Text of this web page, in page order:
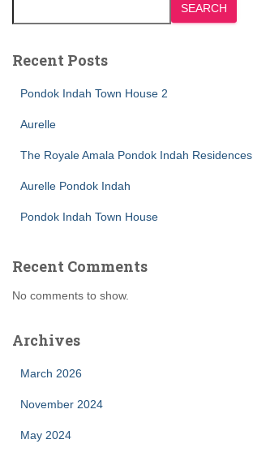
SEARCH
Recent Posts
Pondok Indah Town House 2
Aurelle
The Royale Amala Pondok Indah Residences
Aurelle Pondok Indah
Pondok Indah Town House
Recent Comments
No comments to show.
Archives
March 2026
November 2024
May 2024